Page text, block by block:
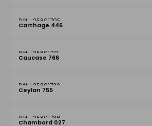
25801705
Carthage 446
25801712
Caucase 766
25801729
Ceylan 755
25801736
Chambord 027